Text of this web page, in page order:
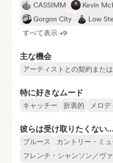
CASSIMM
Kevin
Gorgon City
Low
すべて表示 +9
主な機会
アーティストとの契約また
特に好きなムード
キャッチー 折衷的 メロ
彼らは受け取りたくない…
ブルース カントリー・ミ
フレンチ・シャンソン／ヴ